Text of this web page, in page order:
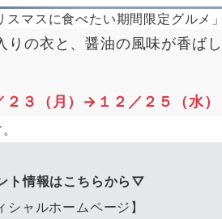
の衣と、醤油の風味が香ば
２３（月）→１２／２５（水）
ト情報はこちらから▽
シャルホームページ】